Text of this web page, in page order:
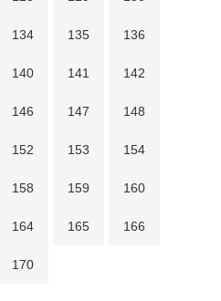
134 135 136
140 141 142
146 147 148
152 153 154
158 159 160
164 165 166
170